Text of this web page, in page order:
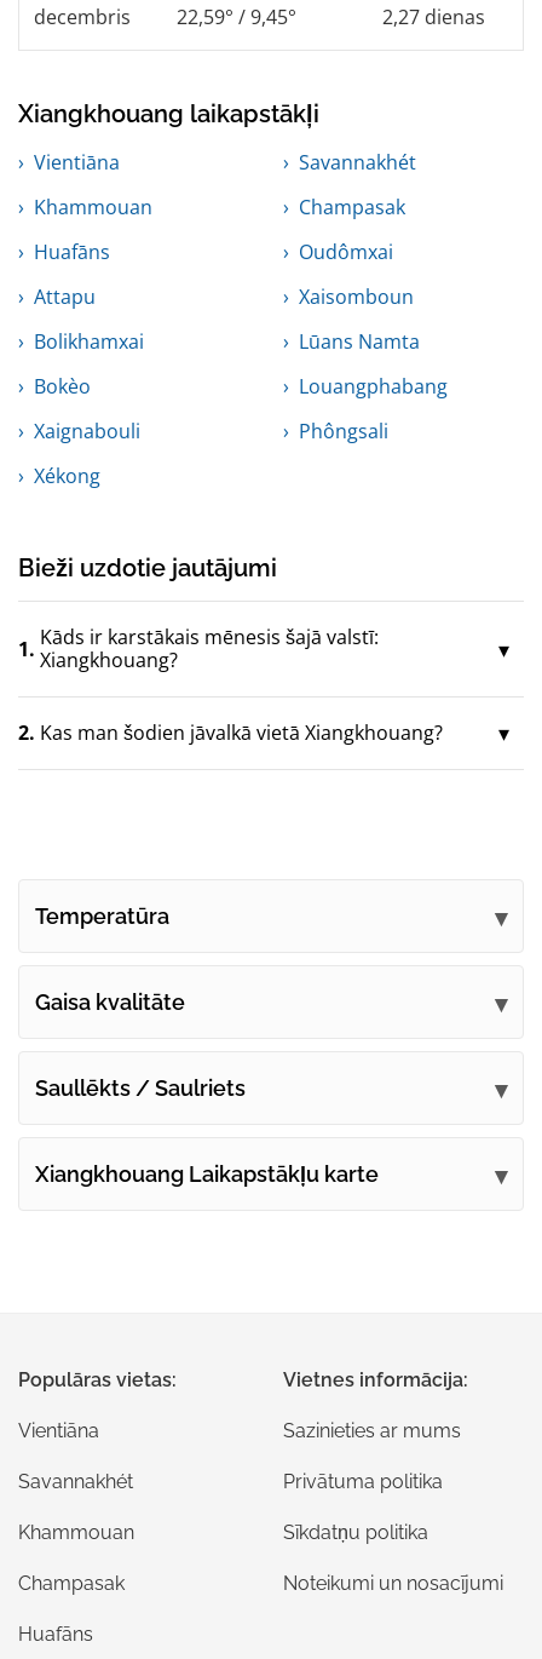
decembris 22,59° / 9,45° 2,27 dienas
Xiangkhouang laikapstākļi
Vientiāna
Savannakhét
Khammouan
Champasak
Huafāns
Oudômxai
Attapu
Xaisomboun
Bolikhamxai
Lūans Namta
Bokèo
Louangphabang
Xaignabouli
Phôngsali
Xékong
Bieži uzdotie jautājumi
1. Kāds ir karstākais mēnesis šajā valstī:
Xiangkhouang?
2. Kas man šodien jāvalkā vietā Xiangkhouang?
Temperatūra
Gaisa kvalitāte
Saullēkts / Saulriets
Xiangkhouang Laikapstākļu karte
Populāras vietas:
Vientiāna
Savannakhét
Khammouan
Champasak
Huafāns
Vietnes informācija:
Sazinieties ar mums
Privātuma politika
Sīkdatņu politika
Noteikumi un nosacījumi